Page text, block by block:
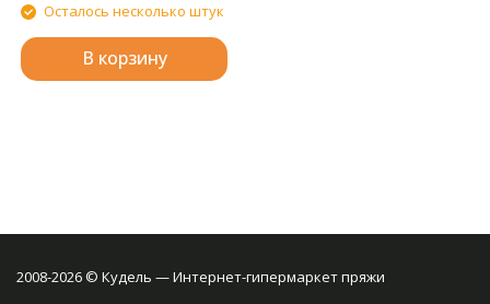
Осталось несколько штук
В корзину
2008-2026 © Кудель — Интернет-гипермаркет пряжи